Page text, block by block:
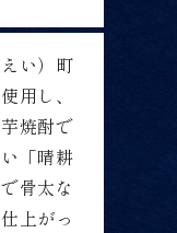
い）町
用し、
焼酎で
「晴耕
骨太な
上がっ